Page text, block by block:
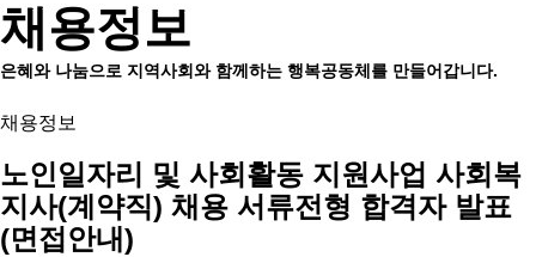
채용정보
은혜와 나눔으로 지역사회와 함께하는 행복공동체를 만들어갑니다.
채용정보
노인일자리 및 사회활동 지원사업 사회복
지사(계약직) 채용 서류전형 합격자 발표
(면접안내)